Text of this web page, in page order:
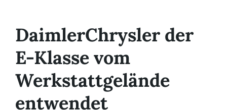
DaimlerChrysler der
E-Klasse vom
Werkstattgelände
entwendet